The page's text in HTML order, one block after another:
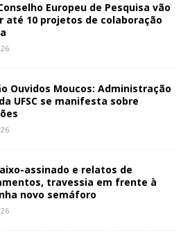
Europeu de Pesquisa vão
até 10 projetos de colaboração
Ouvidos Moucos: Administração
UFSC se manifesta sobre
assinado e relatos de
travessia em frente à
novo semáforo